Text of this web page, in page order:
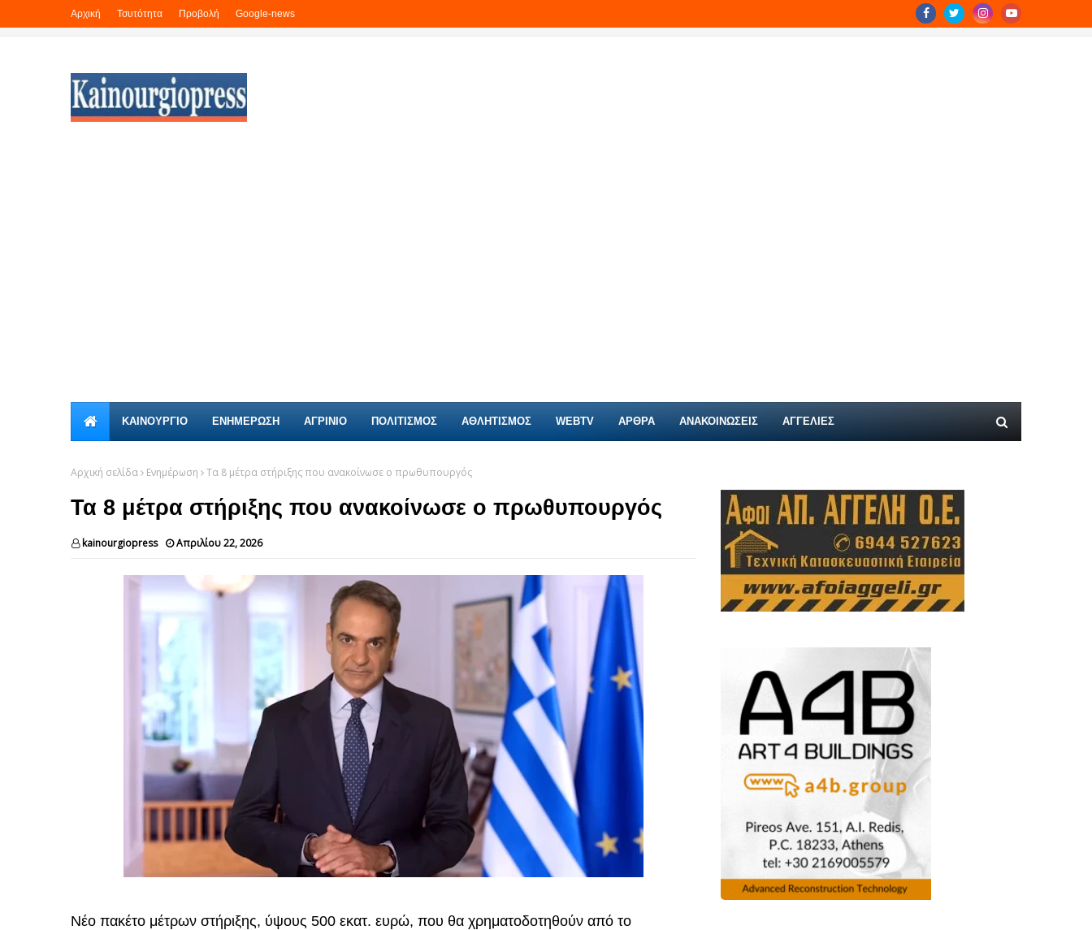
Αρχική Τσυτότητα Προβολή Google-news
ΚΑΙΝΟΎΡΓΙΟ ΕΝΗΜΕΡΩΣΗ ΑΓΡΙΝΙΟ ΠΟΛΙΤΙΣΜΟΣ ΑΘΛΗΤΙΣΜΟΣ WEBTV ΑΡΘΡΑ ΑΝΑΚΟΙΝΩΣΕΙΣ ΑΓΓΕΛΊΕΣ
Αρχική σελίδα Ενημέρωση Τα 8 μέτρα στήριξης που ανακοίνωσε ο πρωθυπουργός
Τα 8 μέτρα στήριξης που ανακοίνωσε ο πρωθυπουργός
kainourgiopress Απριλίου 22, 2026
Nέο πακέτο μέτρων στήριξης, ύψους 500 εκατ. ευρώ, που θα χρηματοδοτηθούν από το